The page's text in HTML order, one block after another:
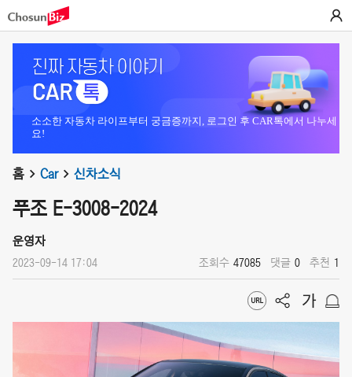
소소한 자동차 라이프부터 궁금증까지, 로그인 후 CAR톡에서 나누세
요!
홈 Car 신차소식
푸조 E-3008-2024
운영자
2023-09-14 17:04 조회수 47085 댓글 0 추천 1